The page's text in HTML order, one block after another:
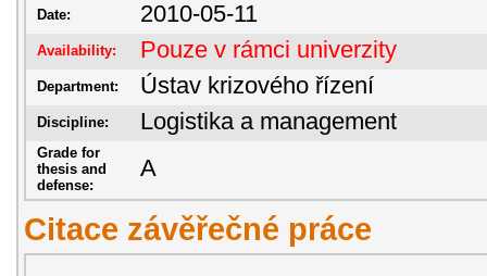
Date: 2010-05-11
Availability: Pouze v rámci univerzity
Department: Ústav krizového řízení
Discipline: Logistika a management
Grade for
thesis and
defense:
A
Citace závěřečné práce